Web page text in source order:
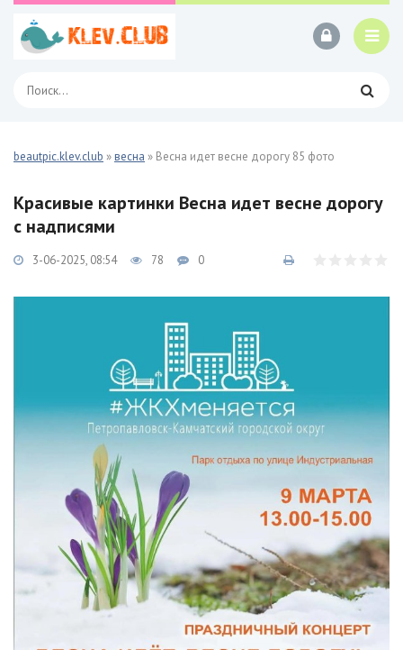
beautpic.klev.club »весна » Весна идет весне дорогу 85 фото
Красивые картинки Весна идет весне дорогу
с надписями
3-06-2025, 08:54 78 0